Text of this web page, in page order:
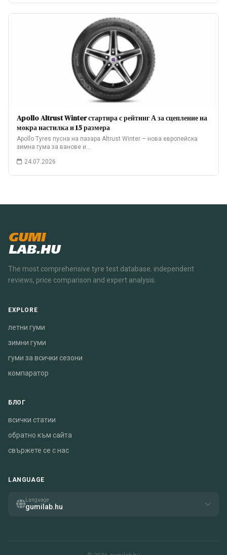
Apollo Altrust Winter стартира с рейтинг А за сцепление на
мокра настилка и 15 размера
Apollo Tyres пусна на пазара Altrust Winter – нова европейска
зимна гума за ванове и…
24.07.2026
GUMI
LAB.HU
The most comprehensive tyre test database. independent
reviews, price comparison and expert analysis.
EXPLORE
летни гуми
зимни гуми
гуми за всички сезони
компаратор
БЛОГ
всички статии
обратно към сайта
свържете се с нас
LANGUAGE
Language
gumilab.hu